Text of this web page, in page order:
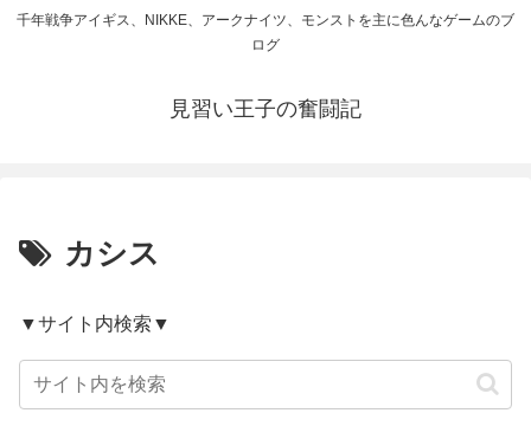
千年戦争アイギス、NIKKE、アークナイツ、モンストを主に色んなゲームのブ
ログ
見習い王子の奮闘記
カシス
▼サイト内検索▼